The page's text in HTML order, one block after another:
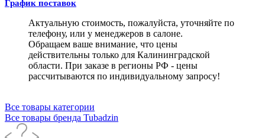
График поставок
Актуальную стоимость, пожалуйста, уточняйте по
телефону, или у менеджеров в салоне.
Обращаем ваше внимание, что цены
действительны только для Калининградской
области. При заказе в регионы РФ - цены
рассчитываются по индивидуальному запросу!
Все товары категории
Все товары бренда Tubadzin